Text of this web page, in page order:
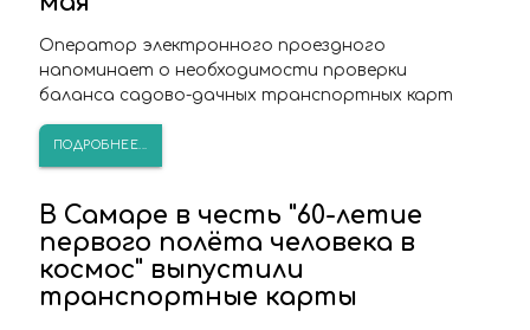
Оператор электронного проездного
напоминает о необходимости проверки
баланса садово-дачных транспортных карт
ПОДРОБНЕЕ...
В Самаре в честь "60-летие
первого полёта человека в
космос" выпустили
транспортные карты